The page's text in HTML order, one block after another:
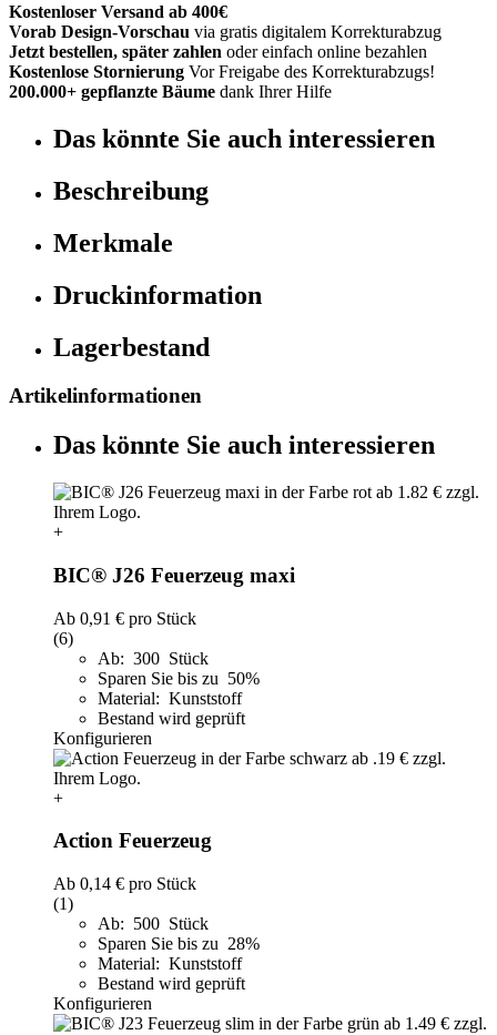
Kostenloser Versand ab 400€
Vorab Design-Vorschau via gratis digitalem Korrekturabzug
Jetzt bestellen, später zahlen oder einfach online bezahlen
Kostenlose Stornierung Vor Freigabe des Korrekturabzugs!
200.000+ gepflanzte Bäume dank Ihrer Hilfe
Das könnte Sie auch interessieren
Beschreibung
Merkmale
Druckinformation
Lagerbestand
Artikelinformationen
Das könnte Sie auch interessieren
+
BIC® J26 Feuerzeug maxi
Ab 0,91 € pro Stück
(6)
Ab: 300 Stück
Sparen Sie bis zu 50%
Material: Kunststoff
Bestand wird geprüft
Konfigurieren
+
Action Feuerzeug
Ab 0,14 € pro Stück
(1)
Ab: 500 Stück
Sparen Sie bis zu 28%
Material: Kunststoff
Bestand wird geprüft
Konfigurieren